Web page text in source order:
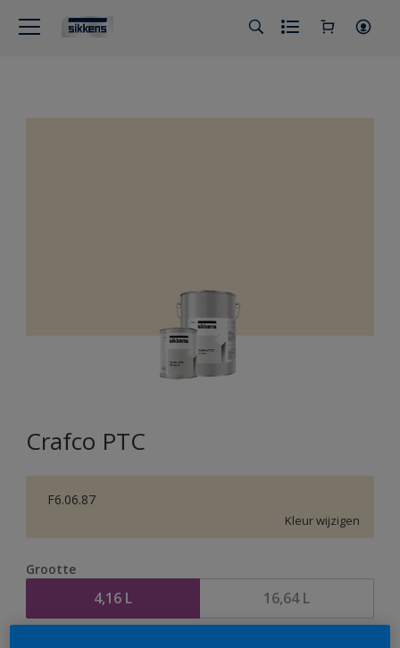
Crafco PTC
F6.06.87
Kleur wijzigen
Grootte
4,16 L 16,64 L